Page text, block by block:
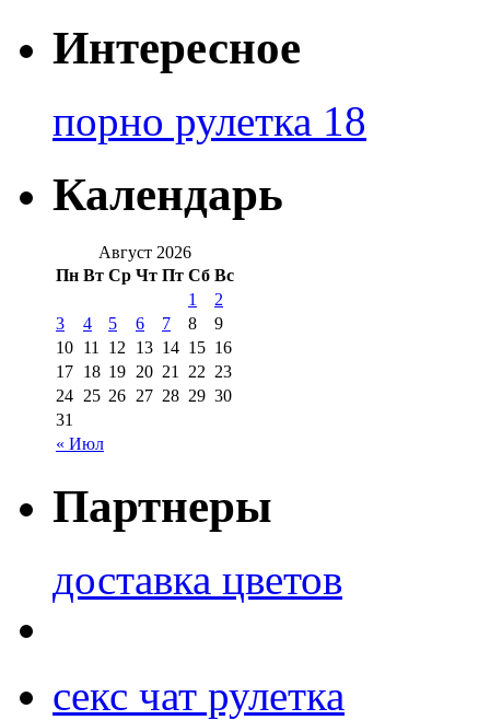
Интересное
порно рулетка 18
Календарь
Август 2026
Пн Вт Ср Чт Пт Сб Вс
« Июл
1
2
3
4 5 6 7 8
9
10 11 12 13 14 15 16
17 18 19 20 21 22 23
24 25 26 27 28 29 30
31
Партнеры
доставка цветов
секс чат рулетка